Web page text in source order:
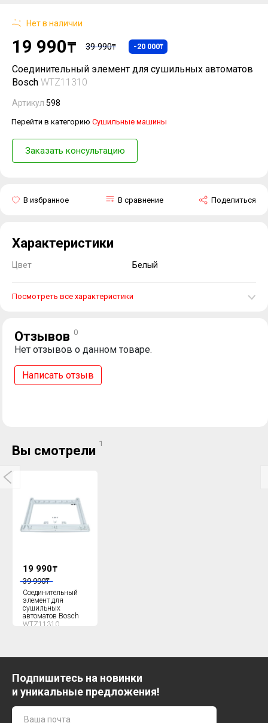
Соединительный элемент для сушильных автоматов
Bosch WTZ11310
Артикул 598
Перейти в категорию Сушильные машины
Заказать консультацию
Поделиться
В сравнение
В избранное
Нет в наличии
19 990₸ 39 990₸ -20 000₸
Характеристики
Цвет Белый
Посмотреть все характеристики
Отзывов 0
Нет отзывов о данном товаре.
Написать отзыв
Вы смотрели 1
19 990₸
39 990₸
Соединительный
элемент для
сушильных
автоматов Bosch
WTZ11310
Подпишитесь на новинки
и уникальные предложения!